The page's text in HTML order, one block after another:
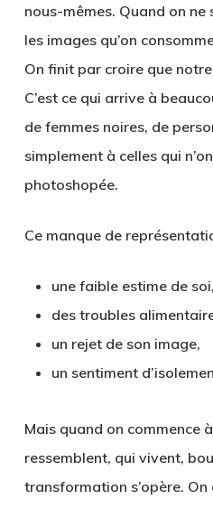
nous-mêmes. Quand on
les images qu’on
On finit par croire que
C’est ce qui arrive à
de femmes noires, de
simplement à celles qui
photoshopée.
Ce manque de
une faible estime de soi,
des troubles
un rejet de son image,
un sentiment
Mais quand on commence
ressemblent, qui vivent,
transformation s’opère. On